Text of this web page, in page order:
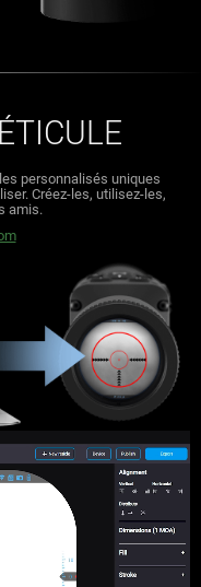
personnalisés uniques
Créez-les, utilisez-les,
amis.